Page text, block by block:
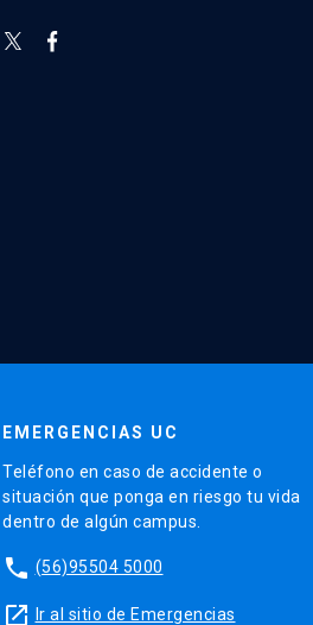
EMERGENCIAS UC
Teléfono en caso de accidente o
situación que ponga en riesgo tu vida
dentro de algún campus.
phone (56)95504 5000
launch Ir al sitio de Emergencias